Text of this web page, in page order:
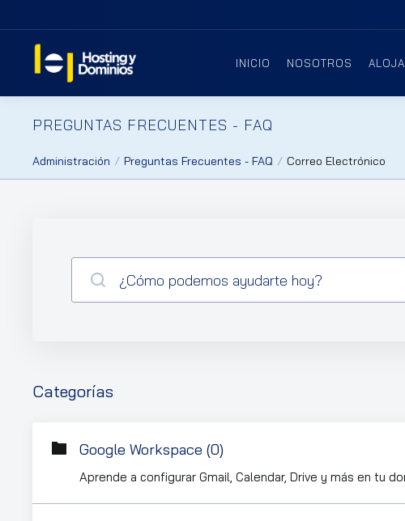
INICIO NOSOTROS
PREGUNTAS FRECUENTES - FAQ
Administración Preguntas Frecuentes - FAQ Correo Electrónico
Categorías
Google Workspace (0)
Aprende a configurar Gmail, Calendar, Drive y más en tu